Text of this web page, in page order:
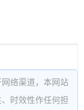
络渠道，本网站
时效性作任何担